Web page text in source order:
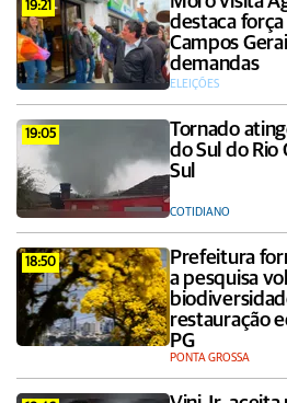
19:21
destaca
Campos
demandas
ELEIÇÕES
19:05
Tornado
do Sul do Rio
Sul
COTIDIANO
18:50
Prefeitura
a pesquisa
restauração
PG
PONTA GROSSA